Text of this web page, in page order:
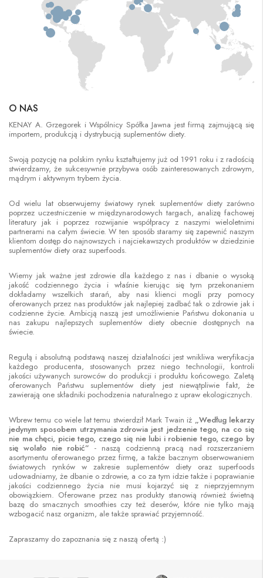
O NAS
KENAY A. Grzegorek i Wspólnicy Spółka Jawna jest firmą zajmującą się
importem, produkcją i dystrybucją suplementów diety.
Swoją pozycję na polskim rynku kształtujemy już od 1991 roku i z radością
stwierdzamy, że sukcesywnie przybywa osób zainteresowanych zdrowym,
mądrym i aktywnym trybem życia.
Od wielu lat obserwujemy światowy rynek suplementów diety zarówno
poprzez uczestniczenie w międzynarodowych targach, analizę fachowej
literatury jak i poprzez rozwijanie współpracy z naszymi wieloletnimi
partnerami na całym świecie. W ten sposób staramy się zapewnić naszym
klientom dostęp do najnowszych i najciekawszych produktów w dziedzinie
suplementów diety oraz superfoods.
Wiemy jak ważne jest zdrowie dla każdego z nas i dbanie o wysoką
jakość codziennego życia i właśnie kierując się tym przekonaniem
dokładamy wszelkich starań, aby nasi klienci mogli przy pomocy
oferowanych przez nas produktów jak najlepiej zadbać tak o zdrowie jak i
codzienne życie. Ambicją naszą jest umożliwienie Państwu dokonania u
nas zakupu najlepszych suplementów diety obecnie dostępnych na
świecie.
Regułą i absolutną podstawą naszej działalności jest wnikliwa weryfikacja
każdego producenta, stosowanych przez niego technologii, kontroli
jakości używanych surowców do produkcji i produktu końcowego. Zaletą
oferowanych Państwu suplementów diety jest niewątpliwie fakt, że
zawierają one składniki pochodzenia naturalnego z upraw ekologicznych.
Wbrew temu co wiele lat temu stwierdził Mark Twain iż „Według lekarzy
jedynym sposobem utrzymania zdrowia jest jedzenie tego, na co się
nie ma chęci, picie tego, czego się nie lubi i robienie tego, czego by
się wolało nie robić”- naszą codzienną pracą nad rozszerzaniem
asortymentu oferowanego przez firmę, a także bacznym obserwowaniem
światowych rynków w zakresie suplementów diety oraz superfoods
udowadniamy, że dbanie o zdrowie, a co za tym idzie także i poprawianie
jakości codziennego życia nie musi kojarzyć się z nieprzyjemnym
obowiązkiem. Oferowane przez nas produkty stanowią również świetną
bazę do smacznych smoothies czy też deserów, które nie tylko mają
wzbogacić nasz organizm, ale także sprawiać przyjemność.
Zapraszamy do zapoznania się z naszą ofertą :)